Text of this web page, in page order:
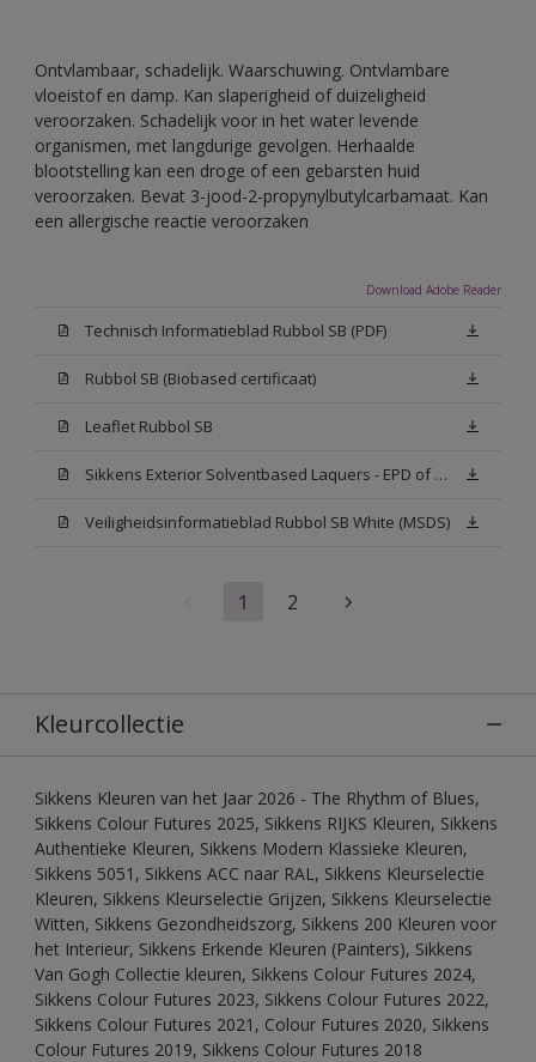
Ontvlambaar, schadelijk. Waarschuwing. Ontvlambare
vloeistof en damp. Kan slaperigheid of duizeligheid
veroorzaken. Schadelijk voor in het water levende
organismen, met langdurige gevolgen. Herhaalde
blootstelling kan een droge of een gebarsten huid
veroorzaken. Bevat 3-jood-2-propynylbutylcarbamaat. Kan
een allergische reactie veroorzaken
Download Adobe Reader
Technisch Informatieblad Rubbol SB (PDF)
Rubbol SB (Biobased certificaat)
Leaflet Rubbol SB
Sikkens Exterior Solventbased Laquers - EPD of Milieuproductverklaring
Veiligheidsinformatieblad Rubbol SB White (MSDS)
1 2
Kleurcollectie
Sikkens Kleuren van het Jaar 2026 - The Rhythm of Blues,
Sikkens Colour Futures 2025, Sikkens RIJKS Kleuren, Sikkens
Authentieke Kleuren, Sikkens Modern Klassieke Kleuren,
Sikkens 5051, Sikkens ACC naar RAL, Sikkens Kleurselectie
Kleuren, Sikkens Kleurselectie Grijzen, Sikkens Kleurselectie
Witten, Sikkens Gezondheidszorg, Sikkens 200 Kleuren voor
het Interieur, Sikkens Erkende Kleuren (Painters), Sikkens
Van Gogh Collectie kleuren, Sikkens Colour Futures 2024,
Sikkens Colour Futures 2023, Sikkens Colour Futures 2022,
Sikkens Colour Futures 2021, Colour Futures 2020, Sikkens
Colour Futures 2019, Sikkens Colour Futures 2018